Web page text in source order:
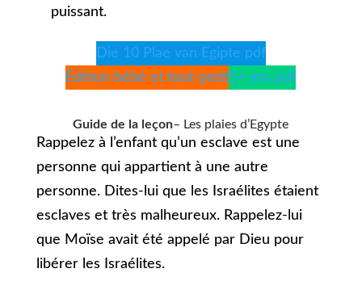
puissant.
Die 10 Plae van Egipte pdf
Édition bébé et tout-petit5+ ans pdf
Guide de la leçon– Les plaies d’Egypte
Rappelez à l’enfant qu’un esclave est une
personne qui appartient à une autre
personne. Dites-lui que les Israélites étaient
esclaves et très malheureux. Rappelez-lui
que Moïse avait été appelé par Dieu pour
libérer les Israélites.